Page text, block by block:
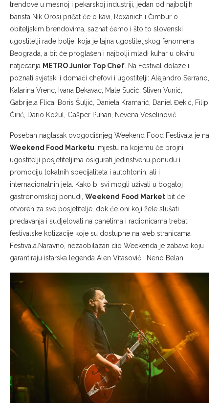
trendove u mesnoj i pekarskoj industriji, jedan od najboljih
barista Nik Orosi pričat će o kavi, Roxanich i Čimbur o
obiteljskim brendovima, saznat ćemo i što to slovenski
ugostitelji rade bolje, koja je tajna ugostiteljskog fenomena
Beograda, a bit će proglašen i najbolji mladi kuhar u okviru
natjecanja METRO Junior Top Chef. Na Festival dolaze i
poznati svjetski i domaći chefovi i ugostitelji: Alejandro Serrano,
Katarina Vrenc, Ivana Bekavac, Mate Sučić, Stiven Vunić,
Gabrijela Flica, Boris Šuljić, Daniela Kramarić, Daniel Đekić, Filip
Ćirić, Dario Kožul, Gašper Puhan, Nevena Veselinović.
Poseban naglasak ovogodišnjeg Weekend Food Festivala je na
Weekend Food Marketu, mjestu na kojemu će brojni
ugostitelji posjetiteljima osigurati jedinstvenu ponudu i
promociju lokalnih specijaliteta i autohtonih, ali i
internacionalnih jela. Kako bi svi mogli uživati u bogatoj
gastronomskoj ponudi, Weekend Food Market bit će
otvoren za sve posjetitelje, dok će oni koji žele slušati
predavanja i sudjelovati na panelima i radionicama trebati
festivalske kotizacije koje su dostupne na web stranicama
Festivala.Naravno, nezaobilazan dio Weekenda je zabava koju
garantiraju istarska legenda Alen Vitasović i Neno Belan.